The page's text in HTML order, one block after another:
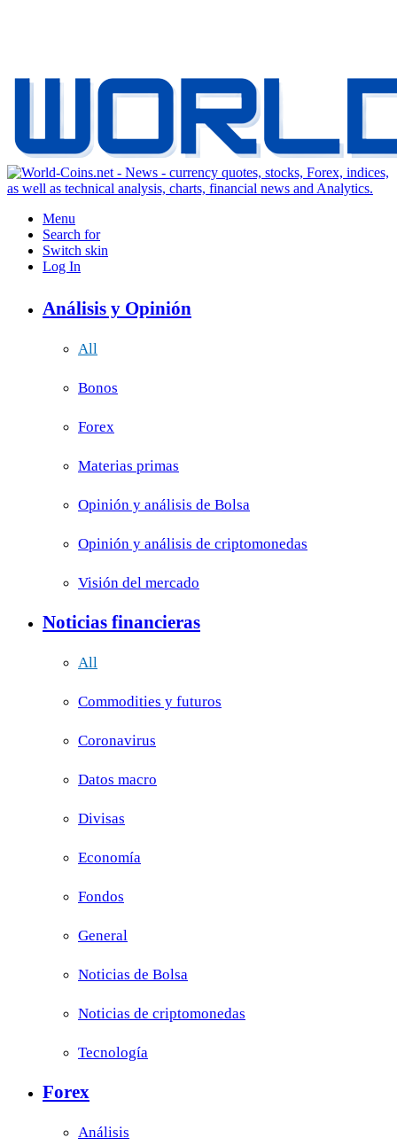
Menu
Search for
Switch skin
Log In
Análisis y Opinión
All
Bonos
Forex
Materias primas
Opinión y análisis de Bolsa
Opinión y análisis de criptomonedas
Visión del mercado
Noticias financieras
All
Commodities y futuros
Coronavirus
Datos macro
Divisas
Economía
Fondos
General
Noticias de Bolsa
Noticias de criptomonedas
Tecnología
Forex
Análisis